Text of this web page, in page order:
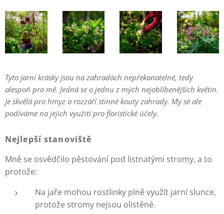
Tyto jarní krásky jsou na zahradách nepřekonatelné, tedy
alespoň pro mě. Jedná se o jednu z mých nejoblíbenějších květin.
Je skvělá pro hmyz a rozzáří stinné kouty zahrady. My se ale
podíváme na jejich využití pro floristické účely.
Nejlepší stanoviště
Mně se osvědčilo pěstování pod listnatými stromy, a to
protože:
Na jaře mohou rostlinky plně využít jarní slunce,
protože stromy nejsou olistěné.